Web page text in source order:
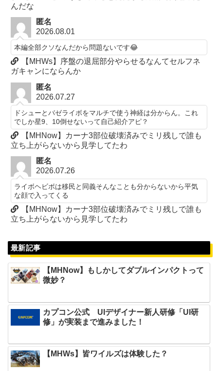
んだな
匿名
2026.08.01
本編全部クソなんだから問題ないです😂
【MHWs】序盤の退屈部分やらせるなんてセルフネ
ガキャンにならんか
匿名
2026.07.27
ドシューとバゼライボをマルチで使う神経は分からん。これ
でしか星9、10倒せないって自己紹介アピ？
【MHNow】カーナ3部位破壊済みでミリ残しで誰も
立ち上がらないから見学してたわ
匿名
2026.07.26
ライボヘビボは移民と同義そんなことも分からないから平気
な顔で入ってくる
【MHNow】カーナ3部位破壊済みでミリ残しで誰も
立ち上がらないから見学してたわ
最新記事
【MHNow】もしかしてダブルインパクトって
微妙？
カプコン公式 UIデザイナー新人研修「UI研
修」が実装まで進みました！
【MHWs】皆ワイルズは体験した？